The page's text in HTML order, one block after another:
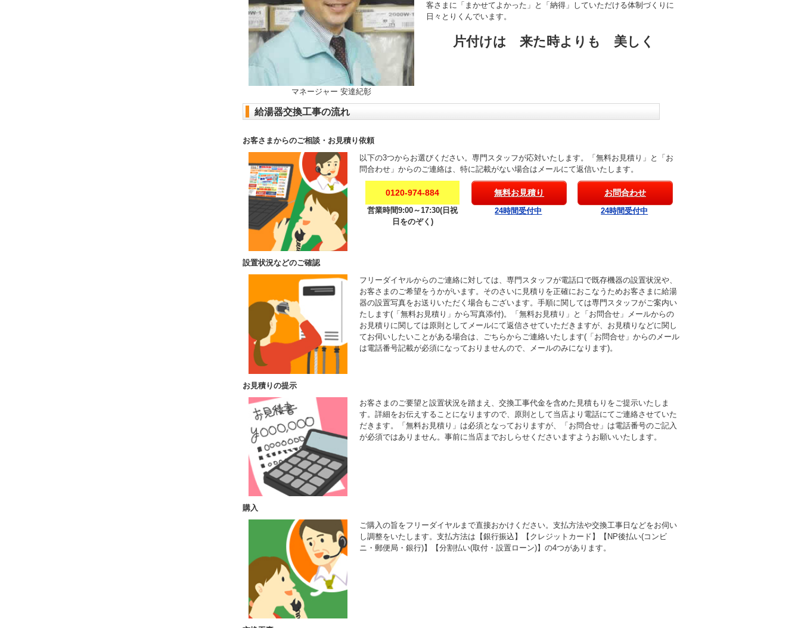
マネージャー 安達紀彰
客さまに「まかせてよかった」と「納得」していただける体制づくりに
日々とりくんでいます。
片付けは 来た時よりも 美しく
給湯器交換工事の流れ
お客さまからのご相談・お見積り依頼
以下の3つからお選びください。専門スタッフが応対いたします。「無料お見積り」と「お
問合わせ」からのご連絡は、特に記載がない場合はメールにて返信いたします。
0120-974-884
営業時間9:00～17:30(日祝
日をのぞく)
無料お見積り
24時間受付中
お問合わせ
24時間受付中
設置状況などのご確認
フリーダイヤルからのご連絡に対しては、専門スタッフが電話口で既存機器の設置状況や、
お客さまのご希望をうかがいます。そのさいに見積りを正確におこなうためお客さまに給湯
器の設置写真をお送りいただく場合もございます。手順に関しては専門スタッフがご案内い
たします(「無料お見積り」から写真添付)。「無料お見積り」と「お問合せ」メールからの
お見積りに関しては原則としてメールにて返信させていただきますが、お見積りなどに関し
てお伺いしたいことがある場合は、ごちらからご連絡いたします(「お問合せ」からのメール
は電話番号記載が必須になっておりませんので、メールのみになります)。
お見積りの提示
お客さまのご要望と設置状況を踏まえ、交換工事代金を含めた見積もりをご提示いたしま
す。詳細をお伝えすることになりますので、原則として当店より電話にてご連絡させていた
だきます。「無料お見積り」は必須となっておりますが、「お問合せ」は電話番号のご記入
が必須ではありません。事前に当店までおしらせくださいますようお願いいたします。
購入
ご購入の旨をフリーダイヤルまで直接おかけください。支払方法や交換工事日などをお伺い
し調整をいたします。支払方法は【銀行振込】【クレジットカード】【NP後払い(コンビ
ニ・郵便局・銀行)】【分割払い(取付・設置ローン)】の4つがあります。